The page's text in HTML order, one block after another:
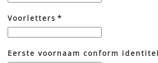
Voorletters *
Eerste voornaam conform